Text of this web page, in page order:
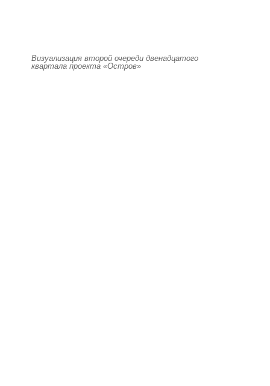
Визуализация второй очереди двенадцатого
квартала проекта «Остров»